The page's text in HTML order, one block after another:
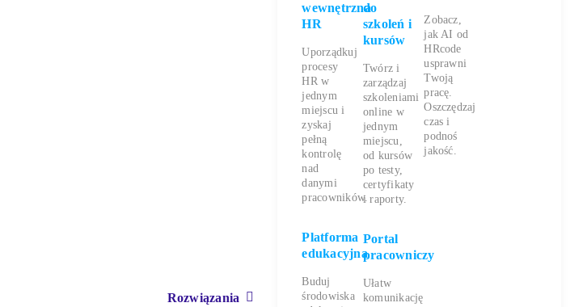
Rozwiązania
wewnętrzna
HR
Uporządkuj
procesy
HR w
jednym
miejscu i
zyskaj
pełną
kontrolę
nad
danymi
pracowników.
Platforma
edukacyjna
Buduj
środowiska
do
szkoleń i
kursów
Twórz i
zarządzaj
szkoleniami
online w
jednym
miejscu,
od kursów
po testy,
certyfikaty
i raporty.
Portal
pracowniczy
Ułatw
komunikację
Zobacz,
jak AI od
HRcode
usprawni
Twoją
pracę.
Oszczędzaj
czas i
podnoś
jakość.